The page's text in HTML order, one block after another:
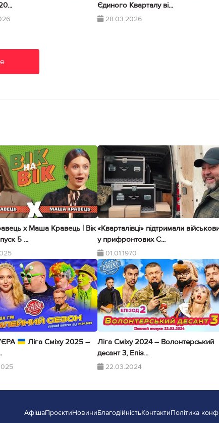
Єдиного Кварталу ві...
28.03.2026
х Маша Кравець | Вік
5 ...
«Кварталівці» підтримали
у прифронтових С...
01.01.1970
Ліга Сміху 2025 –
Ліга Сміху 2024 – Волонтерський
десант 3, Епіз...
22.03.2024
АфішаПроєктиНовиниБлагодійністьКонтактиПолітика